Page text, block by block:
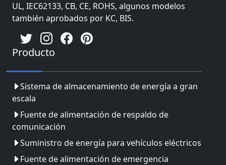
UL, IEC62133, CB, CE, ROHS, algunos modelos
también aprobados por KC, BIS.
Producto
Sistema de almacenamiento de energía a gran
escala
Fuente de alimentación de respaldo de
comunicación
Suministro de energía para vehículos eléctricos
Fuente de alimentación de emergencia